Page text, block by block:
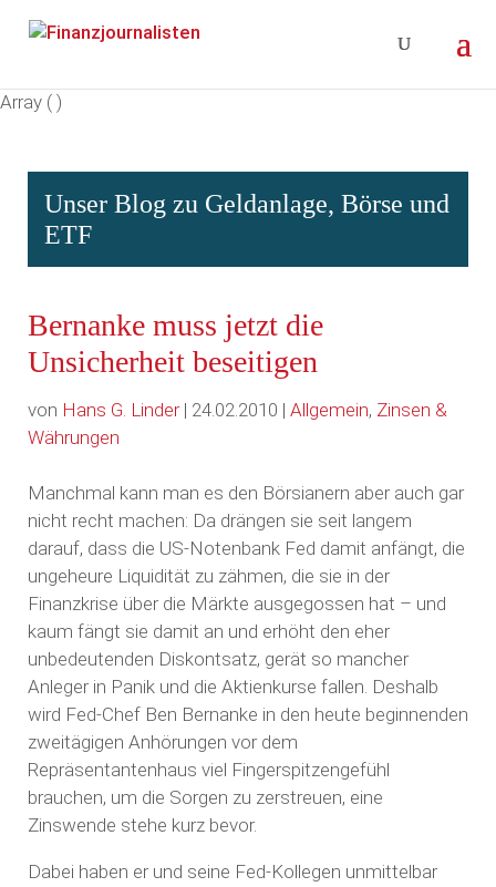
Array ( )
Unser Blog zu Geldanlage, Börse und
ETF
Bernanke muss jetzt die
Unsicherheit beseitigen
von Hans G. Linder| 24.02.2010 | Allgemein, Zinsen &
Währungen
Manchmal kann man es den Börsianern aber auch gar
nicht recht machen: Da drängen sie seit langem
darauf, dass die US-Notenbank Fed damit anfängt, die
ungeheure Liquidität zu zähmen, die sie in der
Finanzkrise über die Märkte ausgegossen hat – und
kaum fängt sie damit an und erhöht den eher
unbedeutenden Diskontsatz, gerät so mancher
Anleger in Panik und die Aktienkurse fallen. Deshalb
wird Fed-Chef Ben Bernanke in den heute beginnenden
zweitägigen Anhörungen vor dem
Repräsentantenhaus viel Fingerspitzengefühl
brauchen, um die Sorgen zu zerstreuen, eine
Zinswende stehe kurz bevor.
Dabei haben er und seine Fed-Kollegen unmittelbar